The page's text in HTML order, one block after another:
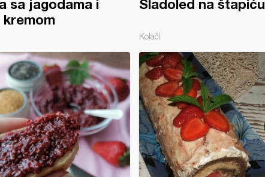
sa jagodama i
kremom
Sladoled na štapiću
Kolači